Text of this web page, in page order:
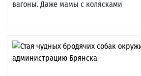
вагоны. Даже мамы с колясками